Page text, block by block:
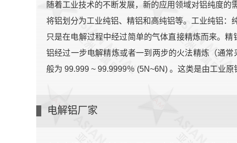
随着工业技术的不断发展，新的应用领域对铝纯度的
将铝划分为工业纯铝、精铝和高纯铝等。工业纯铝：
只是在电解过程中经过简单的气体直接精炼而来。
铝经过一步电解精炼或者一到两步的火法精炼（通
般为 99.999 ~ 99.9999％ (5N~6N) 。这类是由工业
电解铝厂家